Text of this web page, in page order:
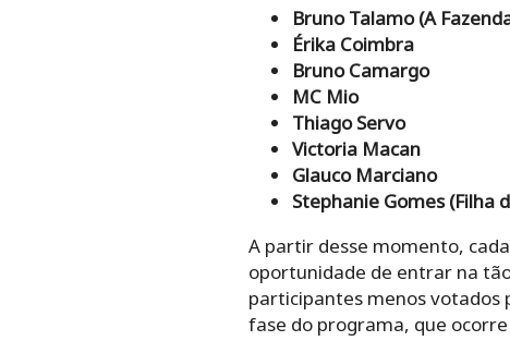
Bruno Talamo (A
Érika Coimbra
Bruno Camargo
MC Mio
Thiago Servo
Victoria Macan
Glauco Marciano
Stephanie Gomes (Filha
A partir desse momento,
oportunidade de entrar na
participantes menos votados
fase do programa, que ocorre